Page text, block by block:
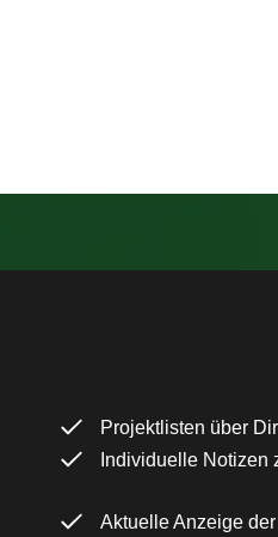
Projektlisten über
Individuelle Notizen
Aktuelle Anzeige